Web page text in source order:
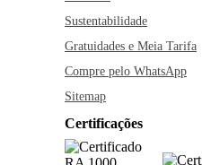
Sustentabilidade
Gratuidades e Meia Tarifa
Compre pelo WhatsApp
Sitemap
Certificações